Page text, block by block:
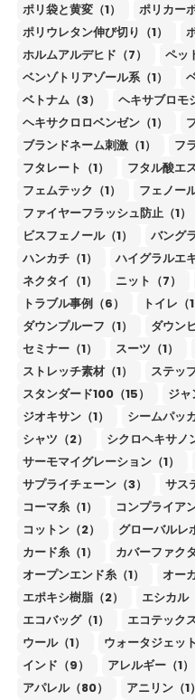
ポリ袋と黄変（1）
ポリカー
ポリウレタン伸び切り（1）
ホルムアルデヒド（7）
ペッ
ベンゾトリアゾール系（1）
ベトナム（3）
ヘキサブロモ
ヘキサクロロベンゼン（1）
ブランドネーム刺激（1）
フ
フタレート（1）
フタル酸エ
フェムテック（1）
フェノー
ファイヤーフラッシュ防止（1）
ビスフェノール（1）
バング
ハンカチ（1）
ハイグラルエ
ネクタイ（1）
ニット（7）
トラブル事例（6）
トイレ（1
ダウンプルーフ（1）
ダウン
セミナー（1）
スーツ（1）
ストレッチ素材（1）
ステッ
スタンダード100（15）
ジャ
ジオキサン（1）
シームパッ
シャツ（2）
シクロヘキサノ
サーモマイグレーション（1）
サプライチェーン（3）
サス
コーマ糸（1）
コンプライア
コットン（2）
グローバルレ
カード糸（1）
カバーファク
オープンエンド糸（1）
オー
エポキシ樹脂（2）
エシカル
エコバッグ（1）
エコテック
ウール（1）
ウォータジェット
インド（9）
アレルギー（1）
アパレル（80）
アニリン（1）